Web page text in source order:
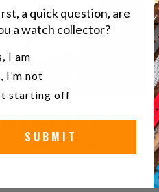
جراند سيكو
مقابل سبرينج
a quick question, are
a watch collector?
a watch collector?
I am
I’m not
starting off
SUBMIT